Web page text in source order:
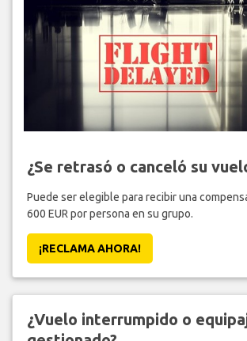
¿Se retrasó o canceló su
Puede ser elegible para recibir una
600 EUR por persona en su grupo.
¡RECLAMA AHORA!
¿Vuelo interrumpido o